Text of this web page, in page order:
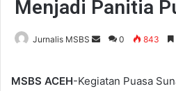
Menjadi Panitia
Jurnalis MSBS 0 843
MSBS ACEH-Kegiatan Puasa